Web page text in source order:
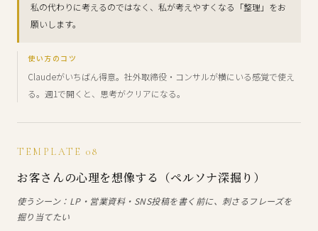
私の代わりに考えるのではなく、私が考えやすくなる「整理」をお
願いします。
使い方のコツ
Claudeがいちばん得意。社外取締役・コンサルが横にいる感覚で使え
る。週1で開くと、思考がクリアになる。
TEMPLATE 08
お客さんの心理を想像する（ペルソナ深掘り）
使うシーン：LP・営業資料・SNS投稿を書く前に、刺さるフレーズを
掘り当てたい